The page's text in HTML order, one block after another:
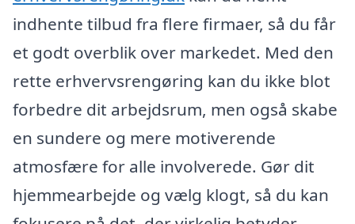
indhente tilbud fra flere firmaer, så du får
et godt overblik over markedet. Med den
rette erhvervsrengøring kan du ikke blot
forbedre dit arbejdsrum, men også skabe
en sundere og mere motiverende
atmosfære for alle involverede. Gør dit
hjemmearbejde og vælg klogt, så du kan